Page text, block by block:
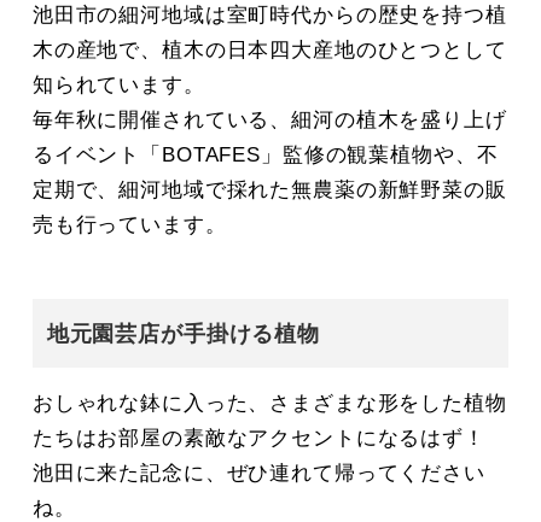
池田市の細河地域は室町時代からの歴史を持つ植
木の産地で、植木の日本四大産地のひとつとして
知られています。
毎年秋に開催されている、細河の植木を盛り上げ
るイベント「BOTAFES」監修の観葉植物や、不
定期で、細河地域で採れた無農薬の新鮮野菜の販
売も行っています。
地元園芸店が手掛ける植物
おしゃれな鉢に入った、さまざまな形をした植物
たちはお部屋の素敵なアクセントになるはず！
池田に来た記念に、ぜひ連れて帰ってください
ね。